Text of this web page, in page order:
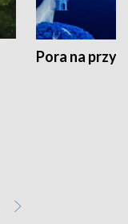
Pora na